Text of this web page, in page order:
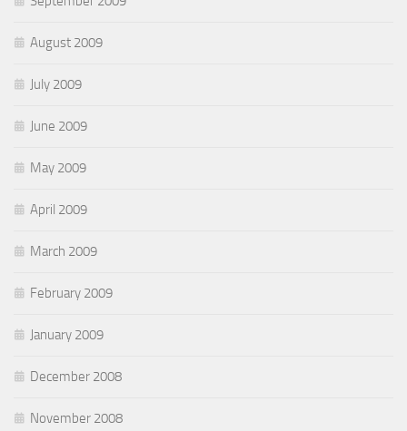
August 2009
July 2009
June 2009
May 2009
April 2009
March 2009
February 2009
January 2009
December 2008
November 2008